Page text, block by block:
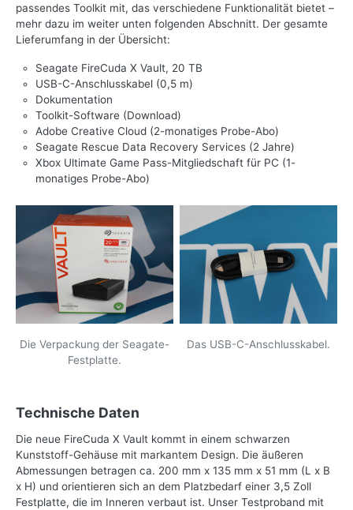
passendes Toolkit mit, das verschiedene Funktionalität bietet –
mehr dazu im weiter unten folgenden Abschnitt. Der gesamte
Lieferumfang in der Übersicht:
Seagate FireCuda X Vault, 20 TB
USB-C-Anschlusskabel (0,5 m)
Dokumentation
Toolkit-Software (Download)
Adobe Creative Cloud (2-monatiges Probe-Abo)
Seagate Rescue Data Recovery Services (2 Jahre)
Xbox Ultimate Game Pass-Mitgliedschaft für PC (1-
monatiges Probe-Abo)
Die Verpackung der Seagate-
Festplatte.
Das USB-C-Anschlusskabel.
Technische Daten
Die neue FireCuda X Vault kommt in einem schwarzen
Kunststoff-Gehäuse mit markantem Design. Die äußeren
Abmessungen betragen ca. 200 mm x 135 mm x 51 mm (L x B
x H) und orientieren sich an dem Platzbedarf einer 3,5 Zoll
Festplatte, die im Inneren verbaut ist. Unser Testproband mit